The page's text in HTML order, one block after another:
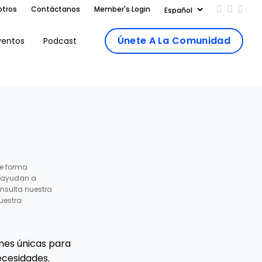
Contáctanos Member's Login Add us
Follow
Podcast Únete A La Comunidad
forma
a
nuestra
únicas para